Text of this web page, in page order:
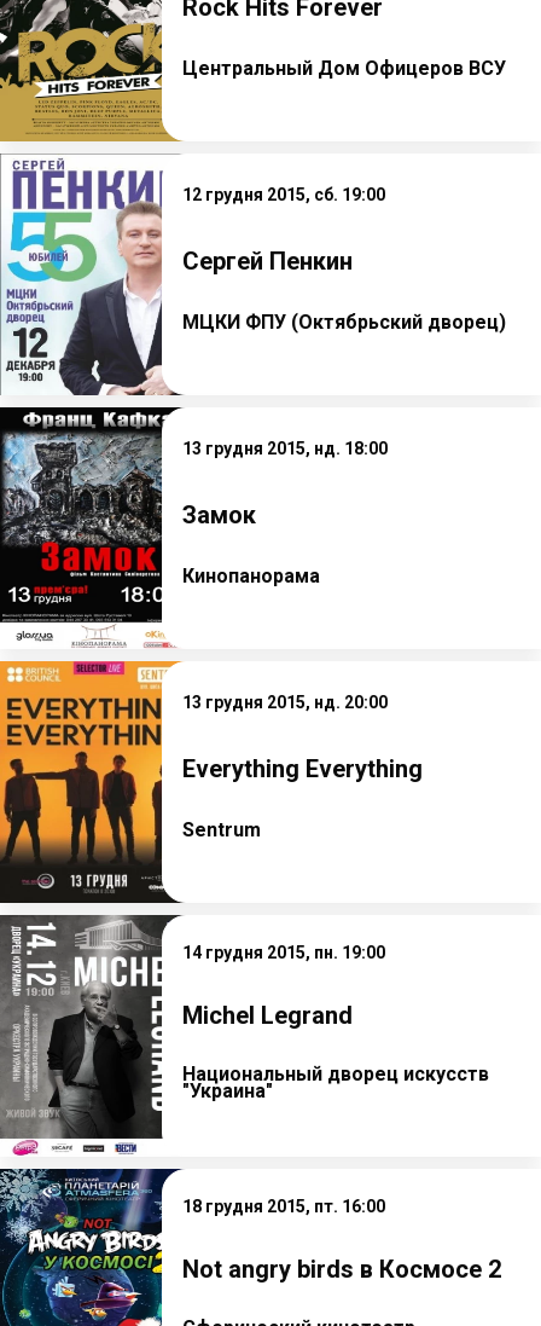
Rock Hits Forever
Центральный Дом Офицеров ВСУ
12 грудня 2015, сб. 19:00
Сергей Пенкин
МЦКИ ФПУ (Октябрьский дворец)
13 грудня 2015, нд. 18:00
Замок
Кинопанорама
13 грудня 2015, нд. 20:00
Everything Everything
Sentrum
14 грудня 2015, пн. 19:00
Michel Legrand
Национальный дворец искусств
"Украина"
18 грудня 2015, пт. 16:00
Not angry birds в Космосе 2